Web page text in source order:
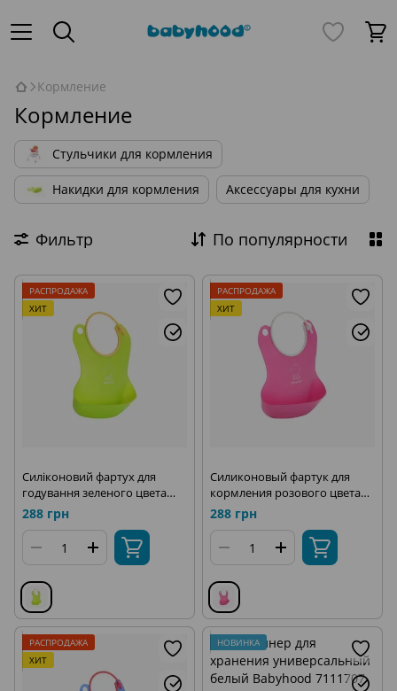
Кормление
Кормление
Стульчики для кормления
Накидки для кормления Аксессуары для кухни
Фильтр По популярности
РАСПРОДАЖА
ХИТ
Силіконовий фартух для
годування зеленого цвета
Babyhood BH-401G
288 грн
РАСПРОДАЖА
ХИТ
Силиконовый фартук для
кормления розового цвета
Babyhood BH-401P
288 грн
РАСПРОДАЖА
ХИТ
НОВИНКА